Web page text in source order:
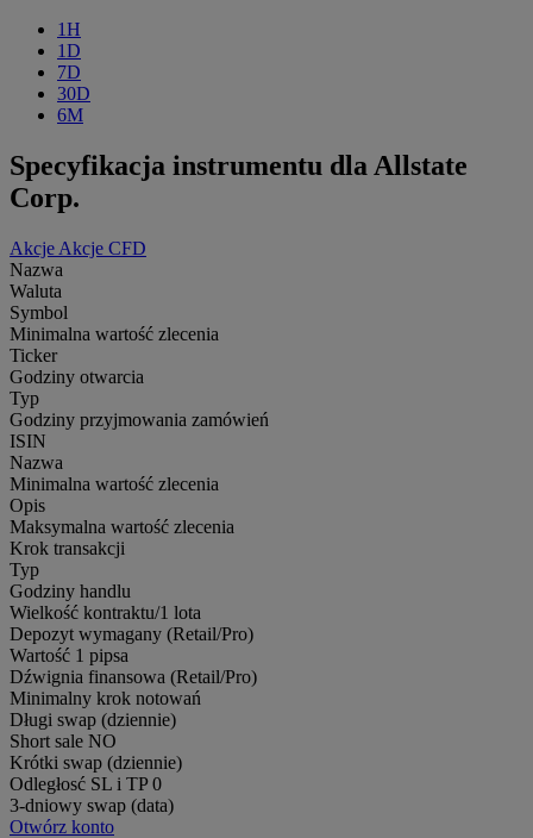
1H
1D
7D
30D
6M
Specyfikacja instrumentu dla Allstate
Corp.
Akcje Akcje CFD
Nazwa
Waluta
Symbol
Minimalna wartość zlecenia
Ticker
Godziny otwarcia
Typ
Godziny przyjmowania zamówień
ISIN
Nazwa
Minimalna wartość zlecenia
Opis
Maksymalna wartość zlecenia
Krok transakcji
Typ
Godziny handlu
Wielkość kontraktu/1 lota
Depozyt wymagany (Retail/Pro)
Wartość 1 pipsa
Dźwignia finansowa (Retail/Pro)
Minimalny krok notowań
Długi swap (dziennie)
Short sale NO
Krótki swap (dziennie)
Odległosć SL i TP 0
3-dniowy swap (data)
Otwórz konto